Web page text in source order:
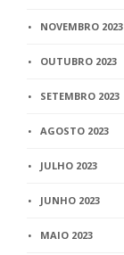
NOVEMBRO 2023
OUTUBRO 2023
SETEMBRO 2023
AGOSTO 2023
JULHO 2023
JUNHO 2023
MAIO 2023